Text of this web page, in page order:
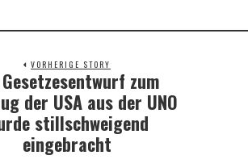
VORHERIGE STORY
Previous
post:
zum
der USA aus der UNO
stillschweigend
eingebracht